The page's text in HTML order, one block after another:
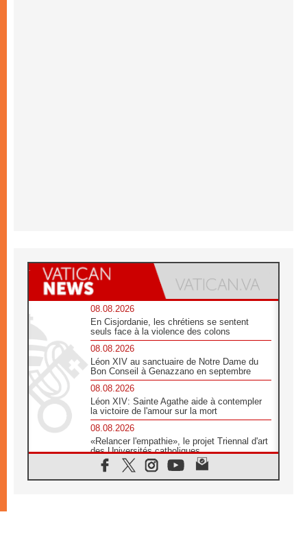
08.08.2026
En Cisjordanie, les chrétiens se sentent
seuls face à la violence des colons
08.08.2026
Léon XIV au sanctuaire de Notre Dame du
Bon Conseil à Genazzano en septembre
08.08.2026
Léon XIV: Sainte Agathe aide à contempler
la victoire de l'amour sur la mort
08.08.2026
«Relancer l'empathie», le projet Triennal d'art
des Universités catholiques
08.08.2026
Signis 2026, donner la parole aux religieuses